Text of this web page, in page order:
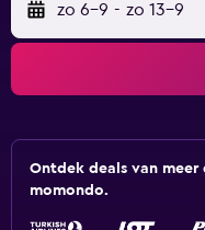
zo 6-9 - zo 13-9
Ontdek deals van
momondo.